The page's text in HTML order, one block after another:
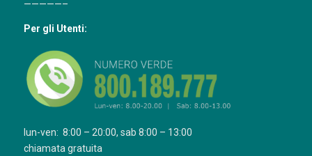
—————–
Per gli Utenti:
lun-ven: 8:00 – 20:00, sab 8:00 – 13:00
chiamata gratuita